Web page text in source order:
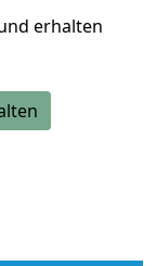
erhalten